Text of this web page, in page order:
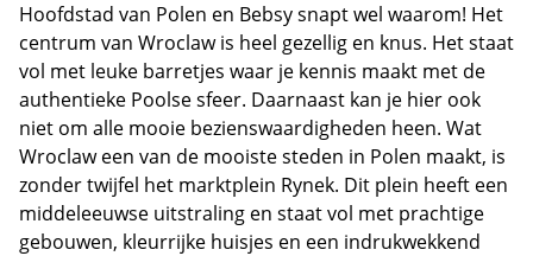
Hoofdstad van Polen en Bebsy snapt wel waarom! Het
centrum van Wroclaw is heel gezellig en knus. Het staat
vol met leuke barretjes waar je kennis maakt met de
authentieke Poolse sfeer. Daarnaast kan je hier ook
niet om alle mooie bezienswaardigheden heen. Wat
Wroclaw een van de mooiste steden in Polen maakt, is
zonder twijfel het marktplein Rynek. Dit plein heeft een
middeleeuwse uitstraling en staat vol met prachtige
gebouwen, kleurrijke huisjes en een indrukwekkend